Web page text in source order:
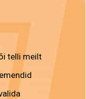
telli meilt